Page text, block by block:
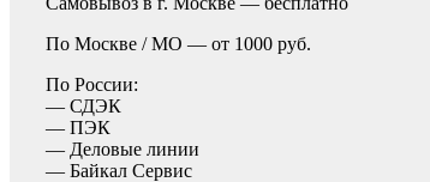
По Москве / МО — от 1000 руб.
По России:
— СДЭК
— ПЭК
— Деловые линии
— Байкал Сервис